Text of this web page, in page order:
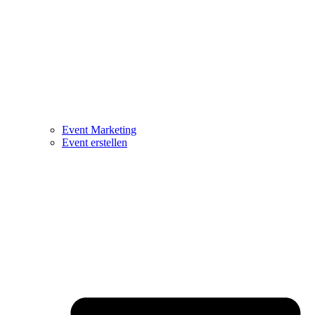
Event Marketing
Event erstellen